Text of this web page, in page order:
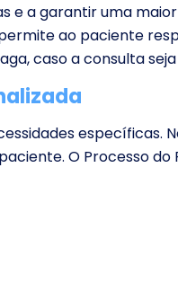
e a garantir uma
ao paciente
caso a consulta
específicas.
O Processo